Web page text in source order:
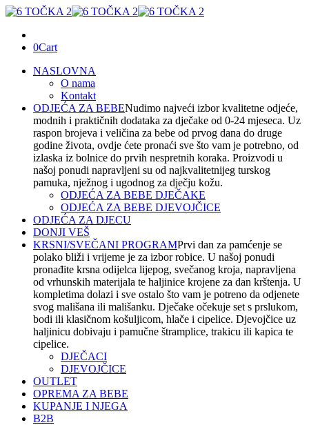
0Cart
NASLOVNA
O nama
Kontakt
ODJEĆA ZA BEBENudimo najveći izbor kvalitetne odjeće,
modnih i praktičnih dodataka za dječake od 0-24 mjeseca. Uz
raspon brojeva i veličina za bebe od prvog dana do druge
godine života, ovdje ćete pronaći sve što vam je potrebno, od
izlaska iz bolnice do prvih nespretnih koraka. Proizvodi u
našoj ponudi napravljeni su od najkvalitetnijeg turskog
pamuka, nježnog i ugodnog za dječju kožu.
ODJEĆA ZA BEBE DJEČAKE
ODJEĆA ZA BEBE DJEVOJČICE
ODJEĆA ZA DJECU
DONJI VEŠ
KRSNI/SVEČANI PROGRAMPrvi dan za pamćenje se
polako bliži i vrijeme je za izbor robice. U našoj ponudi
pronađite krsna odijelca lijepog, svečanog kroja, napravljena
od vrhunskih materijala te haljinice krojene za dan krštenja. U
kompletima dolazi i sve ostalo što vam je potreno da odjenete
svog mališana ili mališanku. Dječake očekuje set s prslukom,
bodi ili klasičnom košuljicom, hlače i cipelice. Djevojčice uz
haljinicu dobivaju i pamučne štramplice, trakicu ili kapica te
cipelice.
DJEČACI
DJEVOJČICE
OUTLET
OPREMA ZA BEBE
KUPANJE I NJEGA
B2B